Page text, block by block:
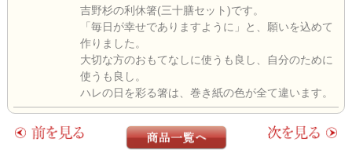
吉野杉の利休箸(三十膳セット)です。
「毎日が幸せでありますように」と、願いを込めて
作りました。
大切な方のおもてなしに使うも良し、自分のために
使うも良し。
ハレの日を彩る箸は、巻き紙の色が全て違います。